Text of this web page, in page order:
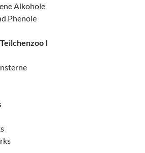
Alkohole
Phenole
I